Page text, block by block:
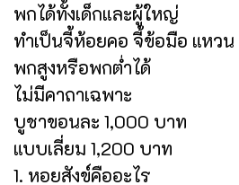
พกได้ทั้งเด็กและผู้ใหญ่
ทำเป็นจี้ห้อยคอ จี้ข้อมือ แหวน
พกสูงหรือพกต่ำได้
ไม่มีคาถาเฉพาะ
บูชาขอนละ 1,000 บาท
แบบเลี่ยม 1,200 บาท
1. หอยสังข์คืออะไร